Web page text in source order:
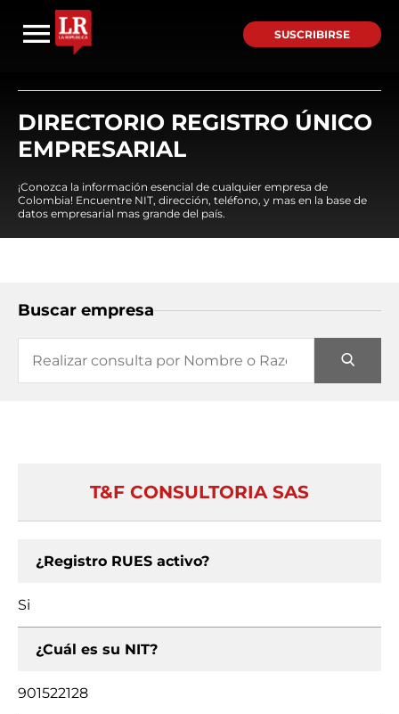
SUSCRIBIRSE
DIRECTORIO REGISTRO ÚNICO
EMPRESARIAL
¡Conozca la información esencial de cualquier empresa de
Colombia! Encuentre NIT, dirección, teléfono, y mas en la base de
datos empresarial mas grande del país.
Buscar empresa
T&F CONSULTORIA SAS
¿Registro RUES activo?
Si
¿Cuál es su NIT?
901522128